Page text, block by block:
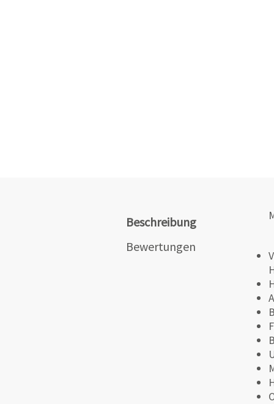
Beschreibung
Bewertungen